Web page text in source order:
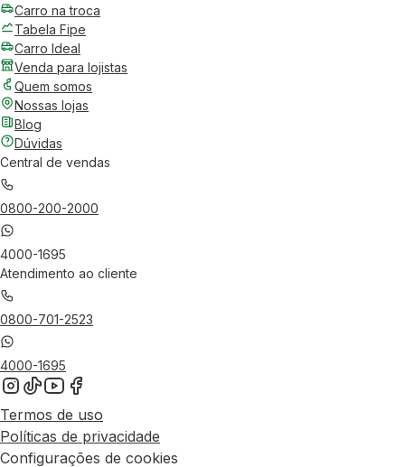
Carro na troca
Tabela Fipe
Carro Ideal
Venda para lojistas
Quem somos
Nossas lojas
Blog
Dúvidas
Central de vendas
0800-200-2000
4000-1695
Atendimento ao cliente
0800-701-2523
4000-1695
Termos de uso
Políticas de privacidade
Configurações de cookies